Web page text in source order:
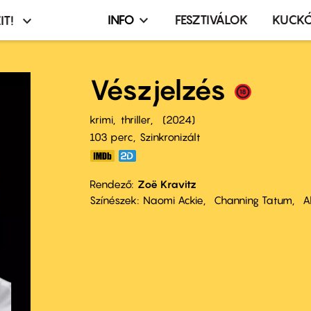
Infó,
terembérlés
menü
INFO FESZTIVÁLOK
Vészjelzés
krimi thriller
2024
103 perc,
Szinkronizált
Rendező Zoë Kravitz
Színészek
Naomi Ackie Channing Tatum